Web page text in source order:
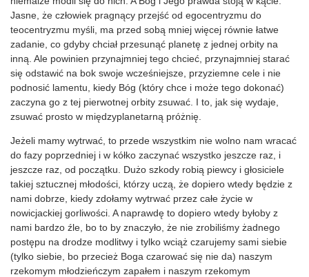
Jasne, że człowiek pragnący przejść od egocentryzmu do
teocentryzmu myśli, ma przed sobą mniej więcej równie łatwe
zadanie, co gdyby chciał przesunąć planetę z jednej orbity na
inną. Ale powinien przynajmniej tego chcieć, przynajmniej starać
się odstawić na bok swoje wcześniejsze, przyziemne cele i nie
podnosić lamentu, kiedy Bóg (który chce i może tego dokonać)
zaczyna go z tej pierwotnej orbity zsuwać. I to, jak się wydaje,
zsuwać prosto w międzyplanetarną próżnię.
Jeżeli mamy wytrwać, to przede wszystkim nie wolno nam wracać
do fazy poprzedniej i w kółko zaczynać wszystko jeszcze raz, i
jeszcze raz, od początku. Dużo szkody robią piewcy i głosiciele
takiej sztucznej młodości, którzy uczą, że dopiero wtedy będzie z
nami dobrze, kiedy zdołamy wytrwać przez całe życie w
nowicjackiej gorliwości. A naprawdę to dopiero wtedy byłoby z
nami bardzo źle, bo to by znaczyło, że nie zrobiliśmy żadnego
postępu na drodze modlitwy i tylko wciąż czarujemy sami siebie
(tylko siebie, bo przecież Boga czarować się nie da) naszym
rzekomym młodzieńczym zapałem i naszym rzekomym